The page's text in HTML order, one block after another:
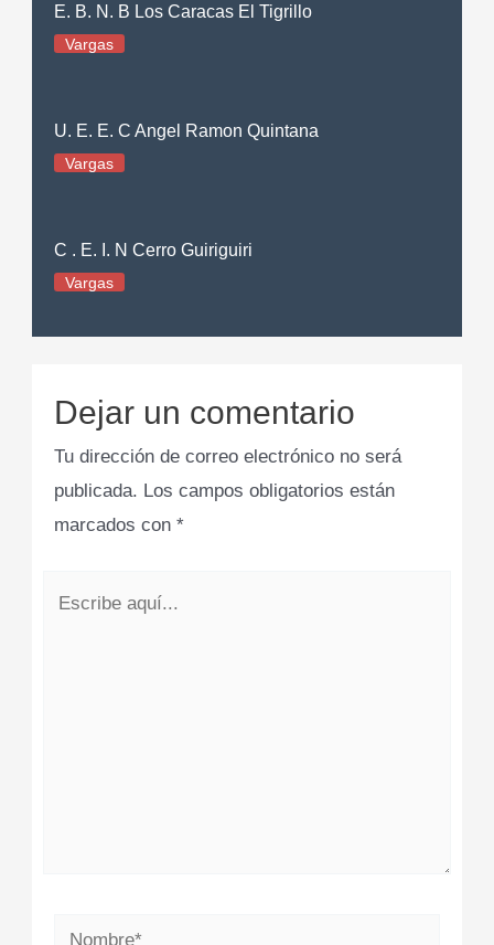
E. B. N. B Los Caracas El Tigrillo
Vargas
U. E. E. C Angel Ramon Quintana
Vargas
C . E. I. N Cerro Guiriguiri
Vargas
Dejar un comentario
Tu dirección de correo electrónico no será
publicada. Los campos obligatorios están
marcados con*
Nombre*